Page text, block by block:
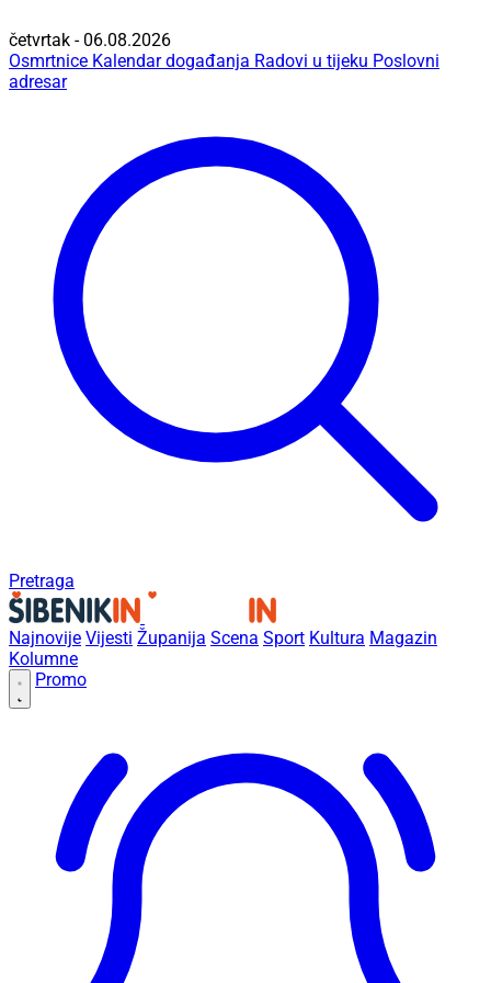
četvrtak - 06.08.2026
Osmrtnice Kalendar događanja Radovi u tijeku Poslovni
adresar
Pretraga
Najnovije Vijesti Županija Scena Sport Kultura Magazin
Kolumne
Promo